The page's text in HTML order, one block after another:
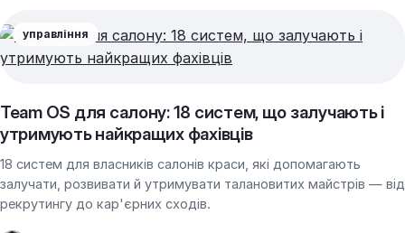
управління
Team OS для салону: 18 систем, що залучають і
утримують найкращих фахівців
18 систем для власників салонів краси, які допомагають
залучати, розвивати й утримувати талановитих майстрів — від
рекрутингу до кар'єрних сходів.